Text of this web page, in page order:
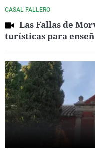
CASAL FALLERO
Las Fallas de
turísticas para